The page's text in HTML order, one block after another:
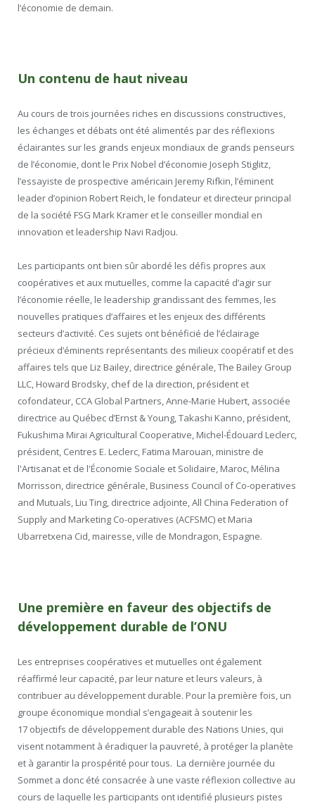
l’économie de demain.
Un contenu de haut niveau
Au cours de trois journées riches en discussions constructives,
les échanges et débats ont été alimentés par des réflexions
éclairantes sur les grands enjeux mondiaux de grands penseurs
de l’économie, dont le Prix Nobel d’économie Joseph Stiglitz,
l’essayiste de prospective américain Jeremy Rifkin, l’éminent
leader d’opinion Robert Reich, le fondateur et directeur principal
de la société FSG Mark Kramer et le conseiller mondial en
innovation et leadership Navi Radjou.
Les participants ont bien sûr abordé les défis propres aux
coopératives et aux mutuelles, comme la capacité d’agir sur
l’économie réelle, le leadership grandissant des femmes, les
nouvelles pratiques d’affaires et les enjeux des différents
secteurs d’activité. Ces sujets ont bénéficié de l’éclairage
précieux d’éminents représentants des milieux coopératif et des
affaires tels que Liz Bailey, directrice générale, The Bailey Group
LLC, Howard Brodsky, chef de la direction, président et
cofondateur, CCA Global Partners, Anne-Marie Hubert, associée
directrice au Québec d’Ernst & Young, Takashi Kanno, président,
Fukushima Mirai Agricultural Cooperative, Michel-Édouard Leclerc,
président, Centres E. Leclerc, Fatima Marouan, ministre de
l'Artisanat et de l'Économie Sociale et Solidaire, Maroc, Mélina
Morrisson, directrice générale, Business Council of Co-operatives
and Mutuals, Liu Ting, directrice adjointe, All China Federation of
Supply and Marketing Co-operatives (ACFSMC) et Maria
Ubarretxena Cid, mairesse, ville de Mondragon, Espagne.
Une première en faveur des objectifs de
développement durable de l’ONU
Les entreprises coopératives et mutuelles ont également
réaffirmé leur capacité, par leur nature et leurs valeurs, à
contribuer au développement durable. Pour la première fois, un
groupe économique mondial s’engageait à soutenir les
17 objectifs de développement durable des Nations Unies, qui
visent notamment à éradiquer la pauvreté, à protéger la planète
et à garantir la prospérité pour tous. La dernière journée du
Sommet a donc été consacrée à une vaste réflexion collective au
cours de laquelle les participants ont identifié plusieurs pistes